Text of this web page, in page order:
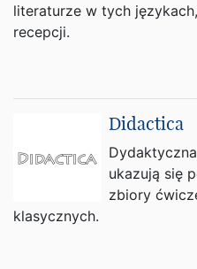
literaturze w tych
recepcji.
Didactica
ukazują się
zbiory
klasycznych.